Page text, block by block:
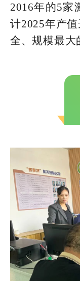
2016年的5家
计2025年产
全、规模最大